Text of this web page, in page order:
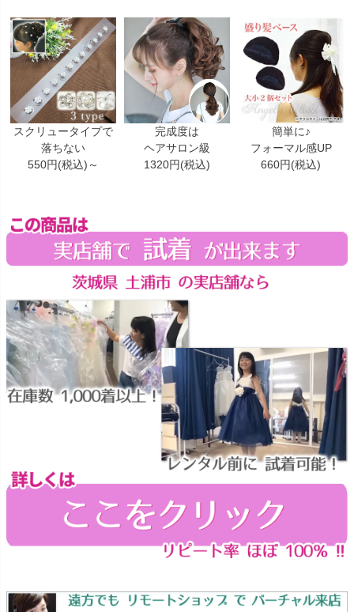
スクリュータイプで
落ちない
550円(税込)～
完成度は
ヘアサロン級
1320円(税込)
簡単に♪
フォーマル感UP
660円(税込)